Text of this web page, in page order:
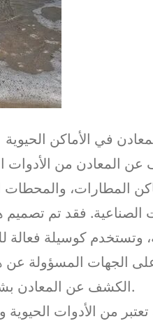
في الأماكن الحيوية
عن المعادن من الأدوات
المطارات، والمحطات
الصناعية. فقد تم
وتستخدم كوسيلة
الجهات المسؤولة عن
الكشف عن المعادن بشكل دوري ومستمر، لضمان عملها بكفاءة وفعالية.
من الأدوات الحيوية